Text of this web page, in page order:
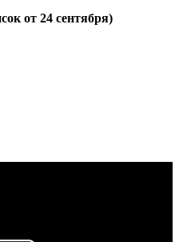
от 24 сентября)